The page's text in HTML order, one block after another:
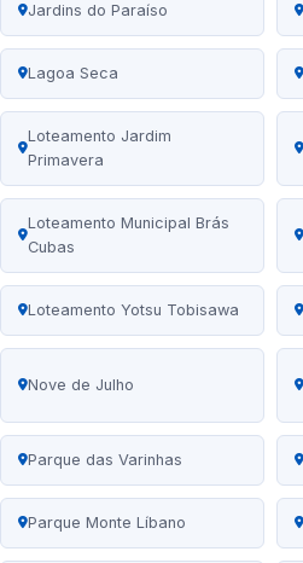
Jardins do Paraíso
Lagoa Seca
Loteamento Jardim
Primavera
Loteamento Municipal Brás
Cubas
Loteamento Yotsu Tobisawa
Nove de Julho
Parque das Varinhas
Parque Monte Líbano